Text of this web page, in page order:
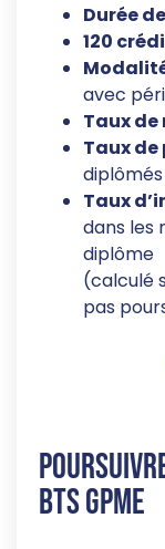
Durée
120
avec
Taux de
Taux de
Taux
dans les
diplôme
(calculé
pas
BTS GPME